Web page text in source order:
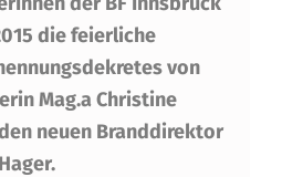
die feierliche
von
Mag.a Christine
neuen Branddirektor